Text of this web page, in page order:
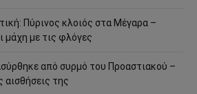
Πύρινος κλοιός στα Μέγαρα –
μάχη με τις φλόγες
από συρμό του Προαστιακού –
αισθήσεις της